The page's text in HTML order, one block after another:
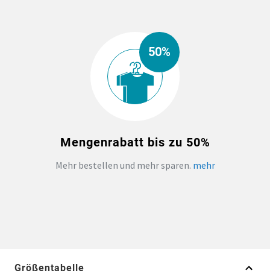
50%
Mengenrabatt bis zu 50%
Mehr bestellen und mehr sparen. mehr
Größentabelle